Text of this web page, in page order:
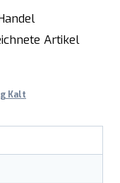
Artikel
Kalt